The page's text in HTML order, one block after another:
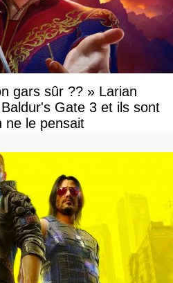
gars sûr ?? » Larian
Gate 3 et ils sont
ne le pensait